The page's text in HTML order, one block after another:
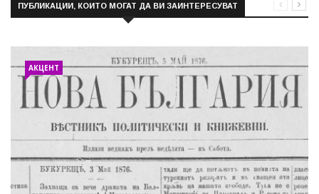
ПУБЛИКАЦИИ, КОИТО МОГАТ ДА ВИ ЗАИНТЕРЕСУВАТ
АКЦЕНТ